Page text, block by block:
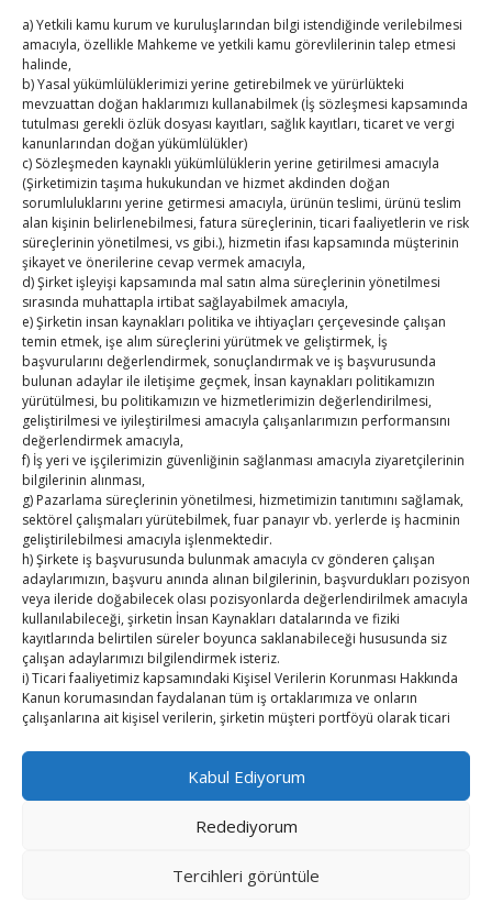
a) Yetkili kamu kurum ve kuruluşlarından bilgi istendiğinde verilebilmesi
amacıyla, özellikle Mahkeme ve yetkili kamu görevlilerinin talep etmesi
halinde,
b) Yasal yükümlülüklerimizi yerine getirebilmek ve yürürlükteki
mevzuattan doğan haklarımızı kullanabilmek (İş sözleşmesi kapsamında
tutulması gerekli özlük dosyası kayıtları, sağlık kayıtları, ticaret ve vergi
kanunlarından doğan yükümlülükler)
c) Sözleşmeden kaynaklı yükümlülüklerin yerine getirilmesi amacıyla
(Şirketimizin taşıma hukukundan ve hizmet akdinden doğan
sorumluluklarını yerine getirmesi amacıyla, ürünün teslimi, ürünü teslim
alan kişinin belirlenebilmesi, fatura süreçlerinin, ticari faaliyetlerin ve risk
süreçlerinin yönetilmesi, vs gibi.), hizmetin ifası kapsamında müşterinin
şikayet ve önerilerine cevap vermek amacıyla,
d) Şirket işleyişi kapsamında mal satın alma süreçlerinin yönetilmesi
sırasında muhattapla irtibat sağlayabilmek amacıyla,
e) Şirketin insan kaynakları politika ve ihtiyaçları çerçevesinde çalışan
temin etmek, işe alım süreçlerini yürütmek ve geliştirmek, İş
başvurularını değerlendirmek, sonuçlandırmak ve iş başvurusunda
bulunan adaylar ile iletişime geçmek, İnsan kaynakları politikamızın
yürütülmesi, bu politikamızın ve hizmetlerimizin değerlendirilmesi,
geliştirilmesi ve iyileştirilmesi amacıyla çalışanlarımızın performansını
değerlendirmek amacıyla,
f) İş yeri ve işçilerimizin güvenliğinin sağlanması amacıyla ziyaretçilerinin
bilgilerinin alınması,
g) Pazarlama süreçlerinin yönetilmesi, hizmetimizin tanıtımını sağlamak,
sektörel çalışmaları yürütebilmek, fuar panayır vb. yerlerde iş hacminin
geliştirilebilmesi amacıyla işlenmektedir.
h) Şirkete iş başvurusunda bulunmak amacıyla cv gönderen çalışan
adaylarımızın, başvuru anında alınan bilgilerinin, başvurdukları pozisyon
veya ileride doğabilecek olası pozisyonlarda değerlendirilmek amacıyla
kullanılabileceği, şirketin İnsan Kaynakları datalarında ve fiziki
kayıtlarında belirtilen süreler boyunca saklanabileceği hususunda siz
çalışan adaylarımızı bilgilendirmek isteriz.
i) Ticari faaliyetimiz kapsamındaki Kişisel Verilerin Korunması Hakkında
Kanun korumasından faydalanan tüm iş ortaklarımıza ve onların
çalışanlarına ait kişisel verilerin, şirketin müşteri portföyü olarak ticari
getirilmesi amacıyla işlenebileceğini de belirtmek isteriz.
2. Kişisel Verilerinizin kimlere hangi amaçla aktarılacağını açıklamak
Öncelikle kişisel verileriniz Şirketimiz ile güvendedir. Bu verilerinizi 3.
Ancak, kanunun ve mevzuat gereği 3. Kişiler ve kurumlar ile paylaşma
Kabul Ediyorum
Redediyorum
Tercihleri ​​görüntüle
1
2
3
4 5 6 7 8
9
10
11 12 13 14 15
16
17
18 19 20 21 22
23
24
25 26 27
31
« Tem
E-BÜLTEN
Kasaba Ekonomi Dergisi
TOBB HABER
TUTSO İktisadi Durum Raporu
Hisarcıklıoğlu’ndan ‘girişimci olun’ tavsiyesi
SEDDK Başkanı Menteş’e ziyaret
Hisarcıklıoğlu ICCD Genel Sekreteri Khalawi ile görüştü
Kahramanmaraş Ticaret ve Sanayi Odası’nın yeni
binası hizmete açıldı
Diren ailesine taziye ziyareti
Powered by WordPress, Themei-excelby TemplatesNext.